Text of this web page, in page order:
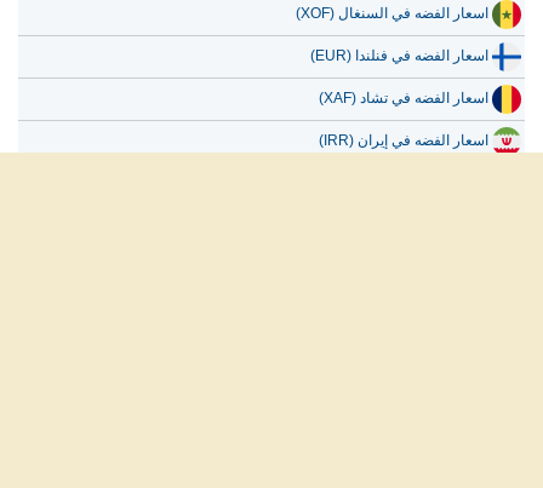
اسعار الفضه في فنلندا (EUR)
اسعار الفضه في تشاد (XAF)
اسعار الفضه في إيران (IRR)
اسعار الفضه في الصين (CNY)